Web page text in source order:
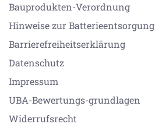
Bauprodukten-Verordnung
Hinweise zur Batterieentsorgung
Barrierefreiheitserklärung
Datenschutz
Impressum
UBA-Bewertungs-grundlagen
Widerrufsrecht